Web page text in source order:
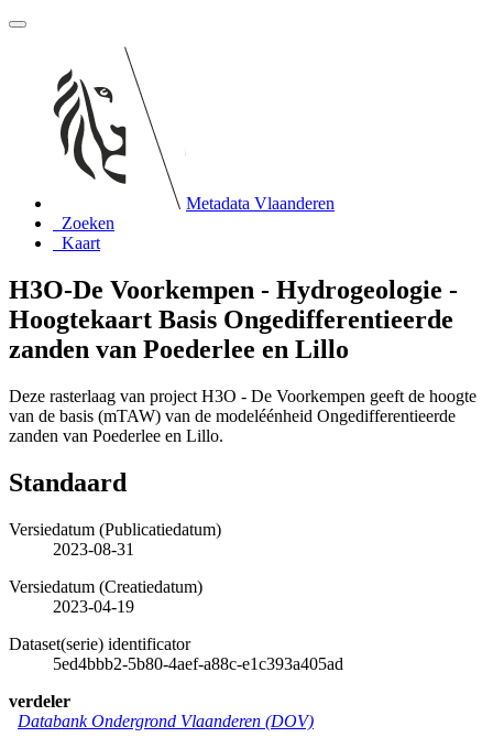
Metadata Vlaanderen
Zoeken
Kaart
H3O-De Voorkempen - Hydrogeologie -
Hoogtekaart Basis Ongedifferentieerde
zanden van Poederlee en Lillo
Deze rasterlaag van project H3O - De Voorkempen geeft de hoogte
van de basis (mTAW) van de modeléénheid Ongedifferentieerde
zanden van Poederlee en Lillo.
Standaard
Versiedatum (Publicatiedatum)
2023-08-31
Versiedatum (Creatiedatum)
2023-04-19
Dataset(serie) identificator
5ed4bbb2-5b80-4aef-a88c-e1c393a405ad
verdeler
Databank Ondergrond Vlaanderen (DOV)